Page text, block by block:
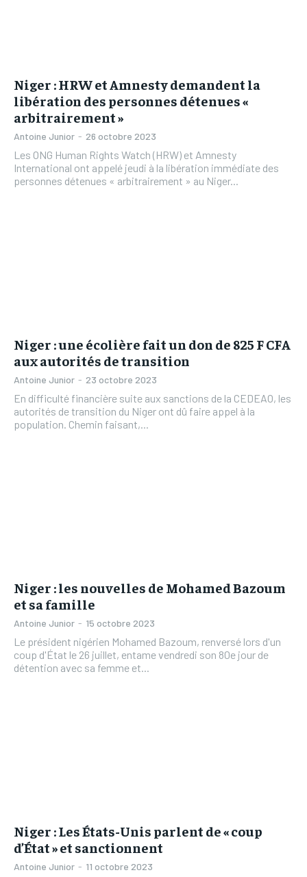
Niger : HRW et Amnesty demandent la
libération des personnes détenues «
arbitrairement »
Antoine Junior - 26 octobre 2023
Les ONG Human Rights Watch (HRW) et Amnesty
International ont appelé jeudi à la libération immédiate des
personnes détenues « arbitrairement » au Niger...
Niger : une écolière fait un don de 825 F CFA
aux autorités de transition
Antoine Junior - 23 octobre 2023
En difficulté financière suite aux sanctions de la CEDEAO, les
autorités de transition du Niger ont dû faire appel à la
population. Chemin faisant,...
Niger : les nouvelles de Mohamed Bazoum
et sa famille
Antoine Junior - 15 octobre 2023
Le président nigérien Mohamed Bazoum, renversé lors d'un
coup d'État le 26 juillet, entame vendredi son 80e jour de
détention avec sa femme et...
Niger : Les États-Unis parlent de « coup
d’État » et sanctionnent
Antoine Junior - 11 octobre 2023